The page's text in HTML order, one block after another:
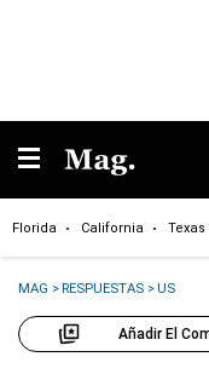
Florida California Texas
MAG >RESPUESTAS >US
Añadir El